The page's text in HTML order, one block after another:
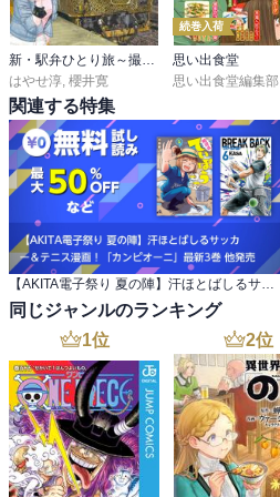
はやせ淳 櫻井寛
続巻入荷
思い出食堂
思い出食堂編集部
関連する特集
同じジャンルのランキング
1位 2位